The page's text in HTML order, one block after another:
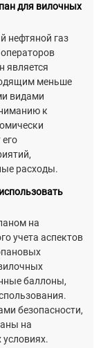
для вилочных
нефтяной газ
является
меньше
видами
к
расходы.
на
учета аспектов
баллоны,
безопасности,
на